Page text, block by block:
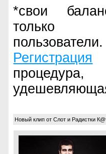
*свои
только
пользователи.
Регистрация
Новый клип от Слот и Радистки